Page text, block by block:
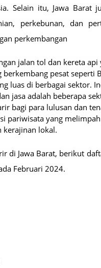
Selain itu, Jawa Barat
perkebunan, dan
perkembangan
jalan tol dan kereta
pesat seperti
luas di berbagai sektor.
jasa adalah beberapa
bagi para lulusan dan
pariwisata yang
kerajinan lokal.
di Jawa Barat, berikut
Februari 2024.